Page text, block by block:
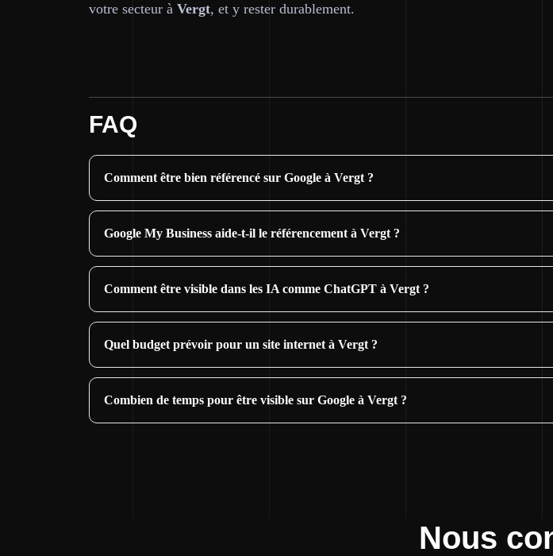
votre secteur à Vergt, et y rester durablement.
FAQ
Comment être bien référencé sur Google à Vergt ?
Google My Business aide-t-il le référencement à Vergt ?
Comment être visible dans les IA comme ChatGPT à Vergt ?
Quel budget prévoir pour un site internet à Vergt ?
Combien de temps pour être visible sur Google à Vergt ?
Nous